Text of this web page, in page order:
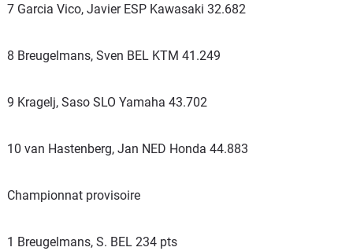
7 Garcia Vico, Javier ESP Kawasaki 32.682
8 Breugelmans, Sven BEL KTM 41.249
9 Kragelj, Saso SLO Yamaha 43.702
10 van Hastenberg, Jan NED Honda 44.883
Championnat provisoire
1 Breugelmans, S. BEL 234 pts